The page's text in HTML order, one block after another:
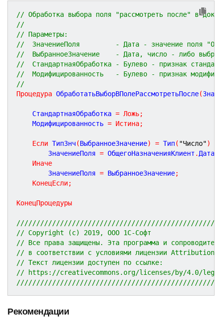
// Обработка выбора поля "рассмотреть после" в
//
// Параметры:
//  ЗначениеПоля         - Дата - значение поля
//  ВыбранноеЗначение    - Дата, число - либо
//  СтандартнаяОбработка - Булево - признак
//  Модифицированность   - Булево - признак
//
Процедура ОбработатьВыборВПолеРассмотретьПосле(
	СтандартнаяОбработка
= Ложь;
	Модифицированность
= Истина;
Если ТипЗнч(ВыбранноеЗначение) = Тип( "Число")
		ЗначениеПоля
= ОбщегоНазначенияКлиент .
Иначе
		ЗначениеПоля
= ВыбранноеЗначение;
КонецЕсли;
КонецПроцедуры
// Copyright (c) 2019, ООО 1С-Софт
// Все права защищены. Эта программа и
// в соответствии с условиями лицензии
// Текст лицензии доступен по ссылке:
// https://creativecommons.org/licenses/by/4.0/
Рекомендации